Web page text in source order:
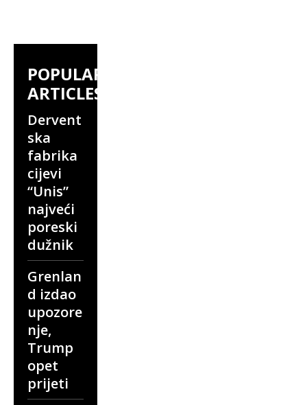
POPULAR
ARTICLES
Dervent
ska
fabrika
cijevi
“Unis”
najveći
poreski
dužnik
Grenlan
d izdao
upozore
nje,
Trump
opet
prijeti